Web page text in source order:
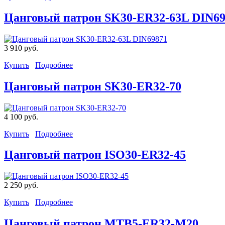
Цанговый патрон SK30-ER32-63L
3 910 руб.
Купить
Подробнее
Цанговый патрон SK30-ER32-70
4 100 руб.
Купить
Подробнее
Цанговый патрон ISO30-ER32-45
2 250 руб.
Купить
Подробнее